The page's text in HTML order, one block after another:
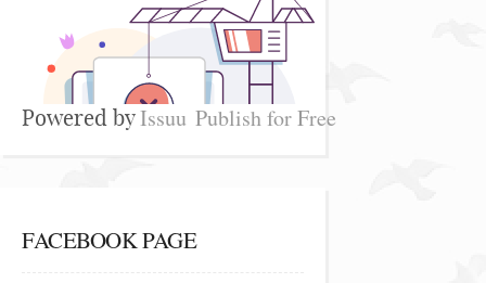
Powered byIssuu Publish for Free
FACEBOOK PAGE